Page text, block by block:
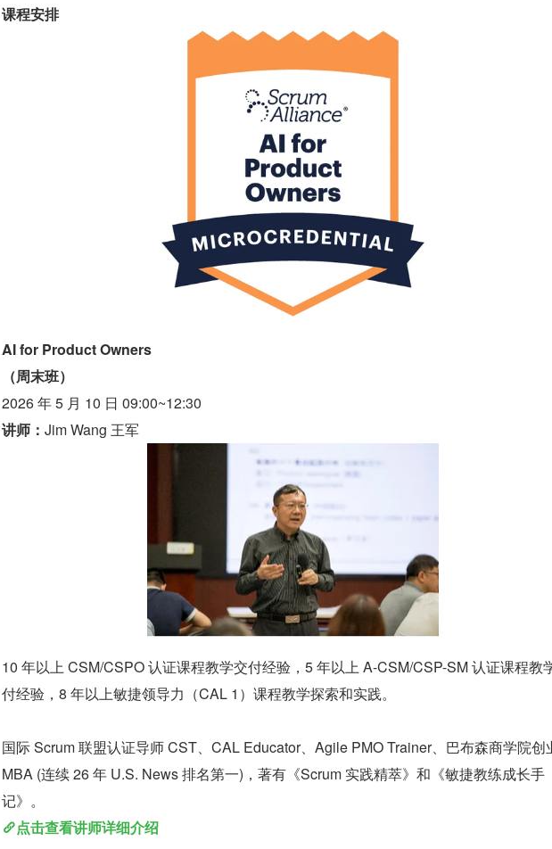
课程安排
AI for Product Owners
（周末班）
2026 年 5 月 10 日 09:00~12:30
讲师： Jim Wang 王军
10 年以上 CSM/CSPO 认证课程教学交付经验，5 年以上 A-CSM/CSP-SM 认证课程教
付经验，8 年以上敏捷领导力（CAL 1）课程教学探索和实践。
国际 Scrum 联盟认证导师 CST、CAL Educator、Agile PMO Trainer、巴布森商学院创
MBA (连续 26 年 U.S. News 排名第一)，著有《Scrum 实践精萃》和《敏捷教练成长手
记》。
点击查看讲师详细介绍